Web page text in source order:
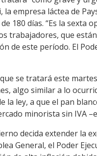
la empresa láctea de
180 días. “Es la sexta
trabajadores, que
de este período. El
se tratará este
algo similar a lo
la ley, a que el pan
minorista sin IVA
decida extender la
General, el Poder